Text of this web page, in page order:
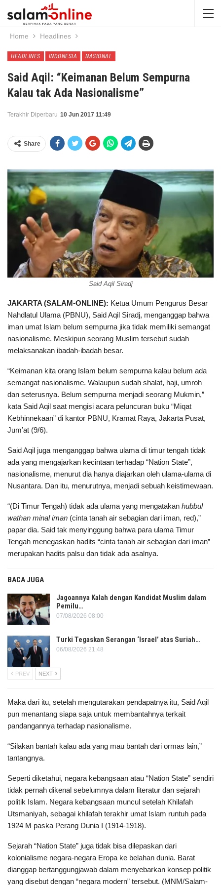
Home Headlines
HEADLINES INDONESIA NASIONAL
Said Aqil: “Keimanan Belum Sempurna
Kalau tak Ada Nasionalisme”
Terakhir Diperbaru 10 Jun 2017 11:49
Share
Said Aqil Siradj
JAKARTA (SALAM-ONLINE): Ketua Umum Pengurus Besar
Nahdlatul Ulama (PBNU), Said Aqil Siradj, menganggap bahwa
iman umat Islam belum sempurna jika tidak memiliki semangat
nasionalisme. Meskipun seorang Muslim tersebut sudah
melaksanakan ibadah-ibadah besar.
“Keimanan kita orang Islam belum sempurna kalau belum ada
semangat nasionalisme. Walaupun sudah shalat, haji, umroh
dan seterusnya. Belum sempurna menjadi seorang Mukmin,”
kata Said Aqil saat mengisi acara peluncuran buku “Miqat
Kebhinnekaan” di kantor PBNU, Kramat Raya, Jakarta Pusat,
Jum’at (9/6).
Said Aqil juga menganggap bahwa ulama di timur tengah tidak
ada yang mengajarkan kecintaan terhadap “Nation State”,
nasionalisme, menurut dia hanya diajarkan oleh ulama-ulama di
Nusantara. Dan itu, menurutnya, menjadi sebuah keistimewaan.
“(Di Timur Tengah) tidak ada ulama yang mengatakan hubbul
wathan minal iman (cinta tanah air sebagian dari iman, red),”
papar dia. Said tak menyinggung bahwa para ulama Timur
Tengah menegaskan hadits “cinta tanah air sebagian dari iman”
merupakan hadits palsu dan tidak ada asalnya.
BACA JUGA
Jagoannya Kalah dengan Kandidat Muslim dalam
Pemilu…
07/08/2026 08:00
Turki Tegaskan Serangan ‘Israel’ atas Suriah…
06/08/2026 21:48
PREV NEXT
Maka dari itu, setelah mengutarakan pendapatnya itu, Said Aqil
pun menantang siapa saja untuk membantahnya terkait
pandangannya terhadap nasionalisme.
“Silakan bantah kalau ada yang mau bantah dari ormas lain,”
tantangnya.
Seperti diketahui, negara kebangsaan atau “Nation State” sendiri
tidak pernah dikenal sebelumnya dalam literatur dan sejarah
politik Islam. Negara kebangsaan muncul setelah Khilafah
Utsmaniyah, sebagai khilafah terakhir umat Islam runtuh pada
1924 M paska Perang Dunia I (1914-1918).
Sejarah “Nation State” juga tidak bisa dilepaskan dari
kolonialisme negara-negara Eropa ke belahan dunia. Barat
dianggap bertanggungjawab dalam menyebarkan konsep politik
yang disebut dengan “negara modern” tersebut. (MNM/Salam-